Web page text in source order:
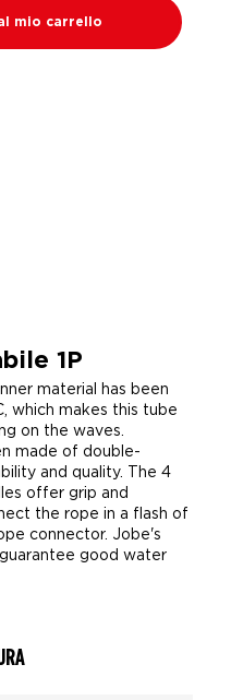
mio carrello
1P
material has been
which makes this tube
on the waves.
made of double-
and quality. The 4
offer grip and
the rope in a flash of
connector. Jobe's
good water